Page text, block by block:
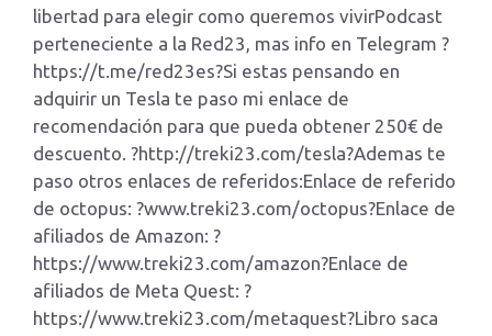
libertad para elegir como queremos vivirPodcast
perteneciente a la Red23, mas info en Telegram ?
https://t.me/red23es?Si estas pensando en
adquirir un Tesla te paso mi enlace de
recomendación para que pueda obtener 250€ de
descuento. ?http://treki23.com/tesla?Ademas te
paso otros enlaces de referidos:Enlace de referido
de octopus: ?www.treki23.com/octopus?Enlace de
afiliados de Amazon: ?
https://www.treki23.com/amazon?Enlace de
afiliados de Meta Quest: ?
https://www.treki23.com/metaquest?Libro saca